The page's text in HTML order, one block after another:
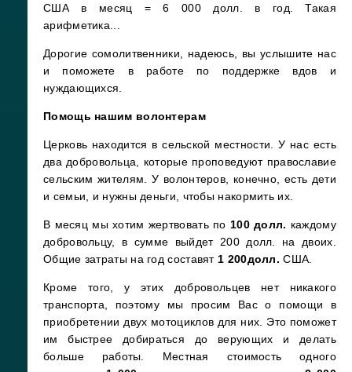
США в месяц = 6 000 долл. в год. Такая
арифметика...
Дорогие сомолитвенники, надеюсь, вы услышите нас
и поможете в работе по поддержке вдов и
нуждающихся.
Помощь нашим волонтерам
Церковь находится в сельской местности. У нас есть
два добровольца, которые проповедуют православие
сельским жителям. У волонтеров, конечно, есть дети
и семьи, и нужны деньги, чтобы накормить их.
В месяц мы хотим жертвовать по 100 долл. каждому
добровольцу, в сумме выйдет 200 долл. на двоих.
Общие затраты на год составят 1 200долл. США.
Кроме того, у этих добровольцев нет никакого
транспорта, поэтому мы просим Вас о помощи в
приобретении двух мотоциклов для них. Это поможет
им быстрее добираться до верующих и делать
больше работы. Местная стоимость одного